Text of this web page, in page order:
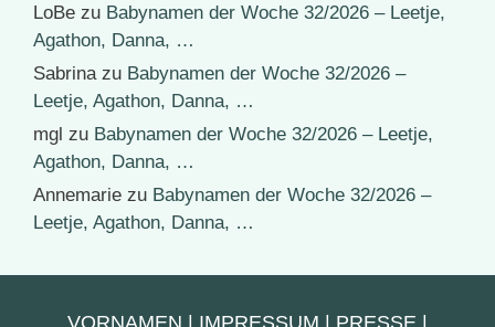
LoBe zu Babynamen der Woche 32/2026 – Leetje,
Agathon, Danna, …
Sabrina zu Babynamen der Woche 32/2026 –
Leetje, Agathon, Danna, …
mgl zu Babynamen der Woche 32/2026 – Leetje,
Agathon, Danna, …
Annemarie zu Babynamen der Woche 32/2026 –
Leetje, Agathon, Danna, …
VORNAMEN | IMPRESSUM | PRESSE |